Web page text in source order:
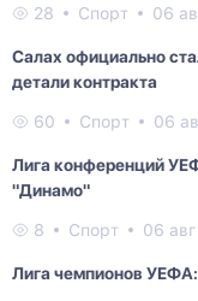
28 Спорт 06
Салах официально
детали контракта
60 Спорт 06
Лига конференций
"Динамо"
8 Спорт 06
Лига чемпионов